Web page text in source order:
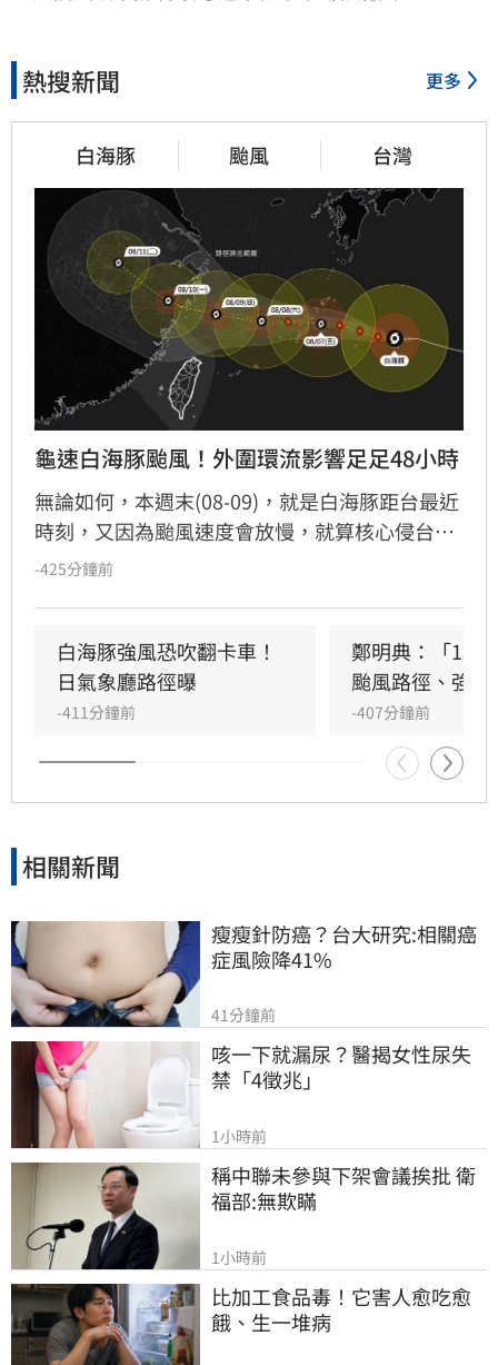
熱搜新聞 更多
白海豚 颱風 台灣
龜速白海豚颱風！外圍環流影響足足48小時
無論如何，本週末(08-09)，就是白海豚距台最近
時刻，又因為颱風速度會放慢，就算核心侵台機
率低，外圍環流的影響也會拉長到足足48小時
-425分鐘前
白海豚強風恐吹翻卡車！
日氣象廳路徑曝
-411分鐘前
鄭明典：「1現
颱風路徑、強度
-407分鐘前
相關新聞
瘦瘦針防癌？台大研究:相關癌
症風險降41%
41分鐘前
咳一下就漏尿？醫揭女性尿失
禁「4徵兆」
1小時前
稱中聯未參與下架會議挨批 衛
福部:無欺瞞
1小時前
比加工食品毒！它害人愈吃愈
餓、生一堆病